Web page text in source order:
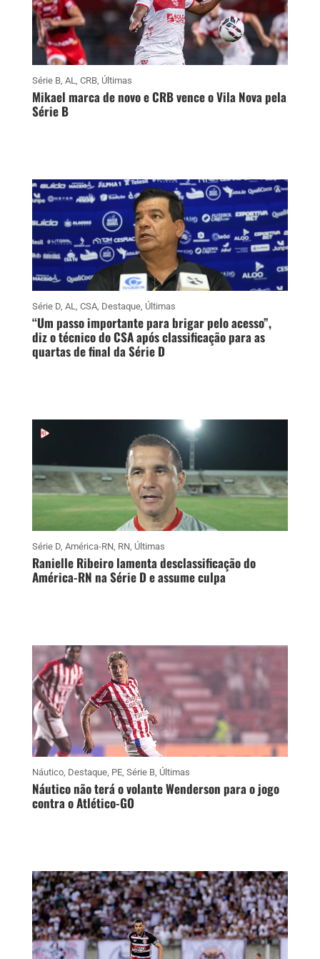
Série B, AL, CRB, Últimas
Mikael marca de novo e CRB vence o Vila Nova pela
Série B
Série D, AL, CSA, Destaque, Últimas
“Um passo importante para brigar pelo acesso”,
diz o técnico do CSA após classificação para as
quartas de final da Série D
Série D, América-RN, RN, Últimas
Ranielle Ribeiro lamenta desclassificação do
América-RN na Série D e assume culpa
Náutico, Destaque, PE, Série B, Últimas
Náutico não terá o volante Wenderson para o jogo
contra o Atlético-GO